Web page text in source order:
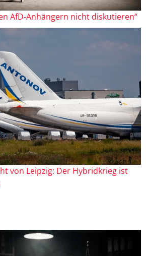
AfD-Anhängern nicht diskutieren“
von Leipzig: Der Hybridkrieg ist